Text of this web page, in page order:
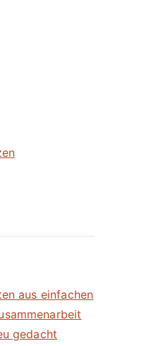
aus einfachen
gedacht